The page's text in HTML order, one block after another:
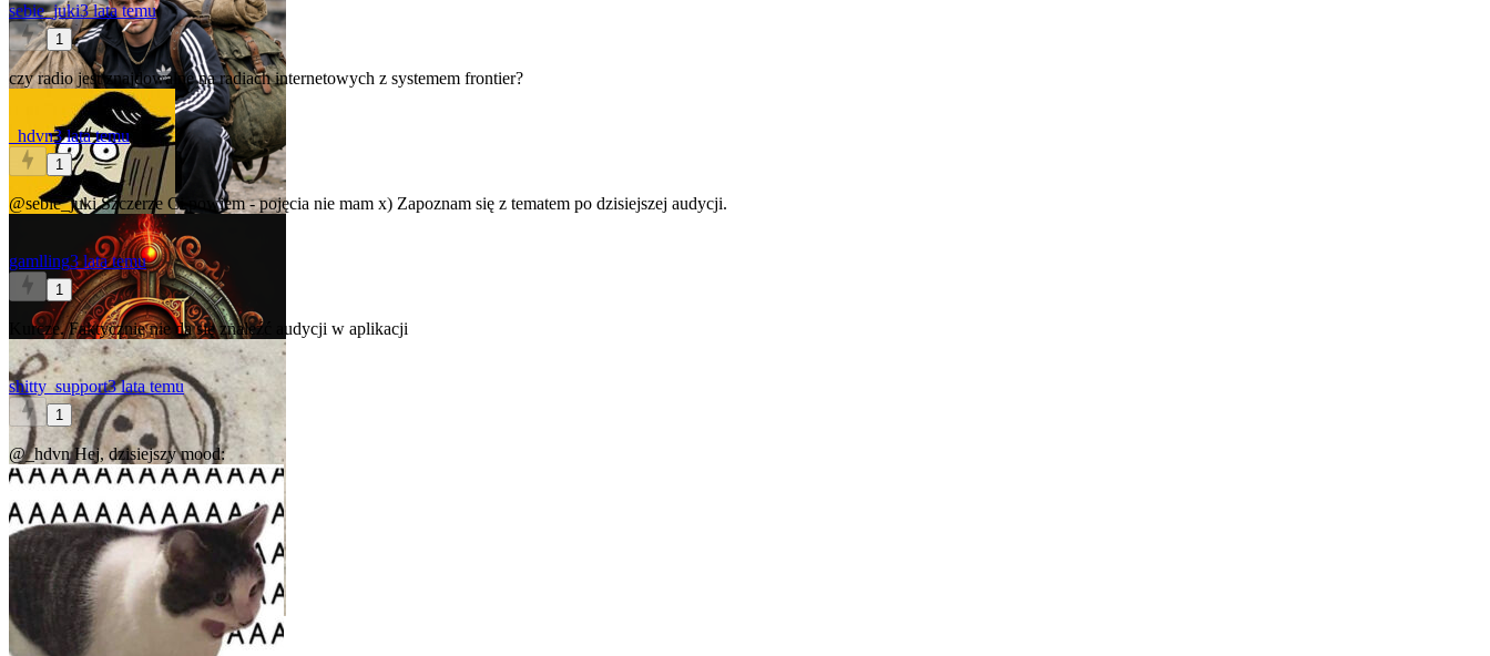
sebie_juki3 lata temu
1
czy radio jest znajdowalne na radiach internetowych z systemem frontier?
_hdvn3 lata temu
1
@sebie_jukiSzczerze Ci powiem - pojęcia nie mam x) Zapoznam się z tematem po dzisiejszej audycji.
gamlling3 lata temu
1
Kurcze. Faktycznie nie da się znaleźć audycji w aplikacji
shitty_support3 lata temu
1
@_hdvnHej, dzisiejszy mood: